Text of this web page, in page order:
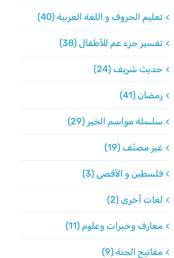
تعليم الحروف و اللغة العربية (40)
تفسير جزء عم للأطفال (38)
حديث شريف (24)
رمضان (41)
سلسلة مواسم الخير (29)
غير مصنّف (19)
فلسطين و الأقصى (3)
لغات أخرى (2)
معارف وخبرات وعلوم (11)
مفاتيح الجنة (9)